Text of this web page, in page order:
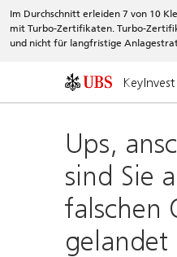
Im Durchschnitt erleiden 7 von 10
mit Turbo-Zertifikaten. Turbo-
und nicht für langfristige
KeyInvest
Ups,
sind Sie
falschen
gelandet